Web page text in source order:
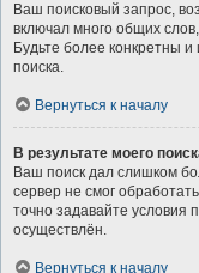
Ваш поисковый запрос,
включал много общих
Будьте более конкретны
поиска.
Вернуться к началу
В результате моего
Ваш поиск дал слишком
сервер не смог
точно задавайте условия
осуществлён.
Вернуться к началу